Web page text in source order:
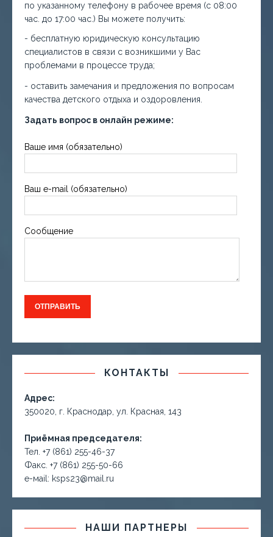
по указанному телефону в рабочее время (с 08:00
час. до 17:00 час.) Вы можете получить:
- бесплатную юридическую консультацию
специалистов в связи с возникшими у Вас
проблемами в процессе труда;
- оставить замечания и предложения по вопросам
качества детского отдыха и оздоровления.
Задать вопрос в онлайн режиме:
Ваше имя (обязательно)
Ваш e-mail (обязательно)
Сообщение
КОНТАКТЫ
Адрес:
350020, г. Краснодар, ул. Красная, 143
Приёмная председателя:
Тел. +7 (861) 255-46-37
Факс. +7 (861) 255-50-66
е-маil: ksps23@mail.ru
НАШИ ПАРТНЕРЫ